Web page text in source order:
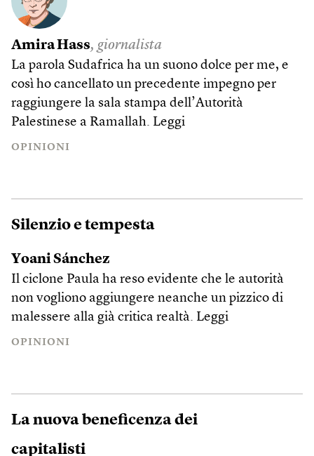
Amira Hass, giornalista
La parola Sudafrica ha un suono dolce per me, e
così ho cancellato un precedente impegno per
raggiungere la sala stampa dell’Autorità
Palestinese a Ramallah. Leggi
OPINIONI
Silenzio e tempesta
Yoani Sánchez
Il ciclone Paula ha reso evidente che le autorità
non vogliono aggiungere neanche un pizzico di
malessere alla già critica realtà. Leggi
OPINIONI
La nuova beneficenza dei
capitalisti